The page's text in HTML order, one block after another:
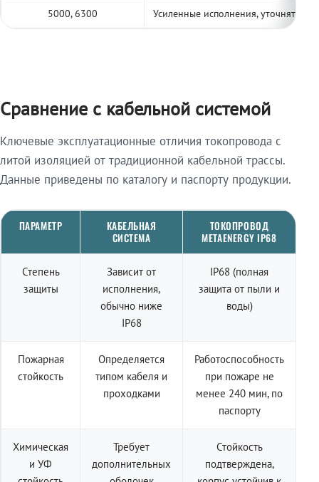
5000, 6300 Усиленные исполнения, уточнять по
Сравнение с кабельной системой
Ключевые эксплуатационные отличия токопровода с
литой изоляцией от традиционной кабельной трассы.
Данные приведены по каталогу и паспорту продукции.
ПАРАМЕТР
КАБЕЛЬНАЯ
СИСТЕМА
ТОКОПРОВОД
METAENERGY IP68
Степень
защиты
Зависит от
исполнения,
обычно ниже
IP68
IP68 (полная
защита от пыли и
воды)
Пожарная
стойкость
Определяется
типом кабеля и
проходками
Работоспособность
при пожаре не
менее 240 мин, по
паспорту
Химическая
и УФ
Требует
дополнительных
Стойкость
подтверждена,